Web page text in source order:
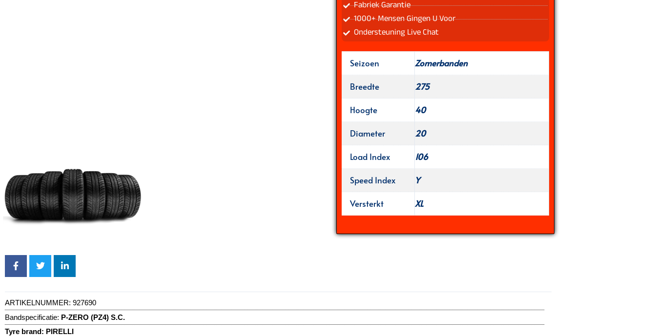
Fabriek Garantie
1000+ Mensen Gingen U Voor
Ondersteuning Live Chat
Seizoen
Zomerbanden
Breedte
275
Hoogte
40
Diameter
20
Load Index
106
Speed Index
Y
Versterkt
XL
ARTIKELNUMMER: 927690
Bandspecificatie: P-ZERO (PZ4) S.C.
Tyre brand: PIRELLI